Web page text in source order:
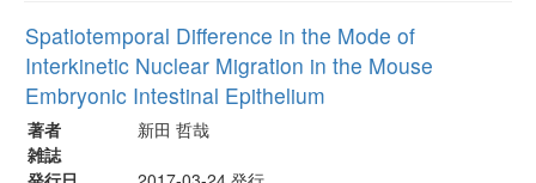
Spatiotemporal Difference in the Mode of
Interkinetic Nuclear Migration in the Mouse
Embryonic Intestinal Epithelium
著者
新田 哲哉
雑誌